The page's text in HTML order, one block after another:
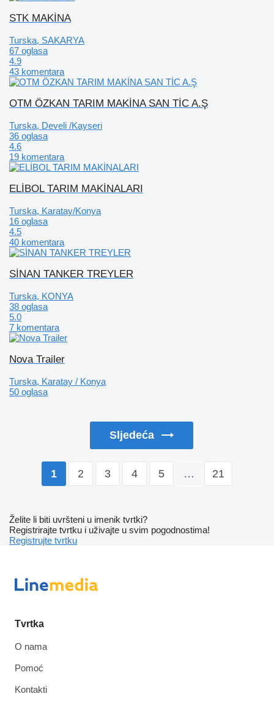
STK MAKİNA
Turska, SAKARYA
67 oglasa
4.9
43 komentara
OTM ÖZKAN TARIM MAKİNA SAN TİC A.Ş
Turska, Develi /Kayseri
36 oglasa
4.6
19 komentara
ELİBOL TARIM MAKİNALARI
Turska, Karatay/Konya
16 oglasa
4.5
40 komentara
SİNAN TANKER TREYLER
Turska, KONYA
38 oglasa
5.0
7 komentara
Nova Trailer
Turska, Karatay / Konya
50 oglasa
Sljedeća
1 2 3 4 5 … 21
Želite li biti uvršteni u imenik tvrtki?
Registrirajte tvrtku i uživajte u svim pogodnostima!
Registrujte tvrtku
Tvrtka
O nama
Pomoć
Kontakti